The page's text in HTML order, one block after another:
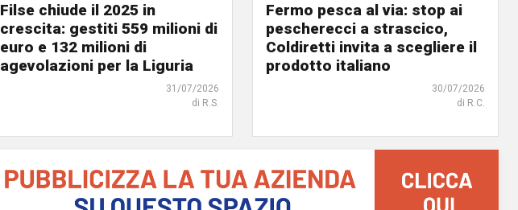
Filse chiude il 2025 in
crescita: gestiti 559 milioni di
euro e 132 milioni di
agevolazioni per la Liguria
31/07/2026
di R.S.
Fermo pesca al via: stop ai
pescherecci a strascico,
Coldiretti invita a scegliere il
prodotto italiano
30/07/2026
di R.C.